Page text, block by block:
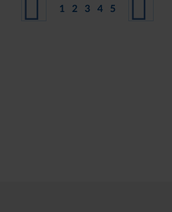
Seite
ZurückSeite
1 Seite
2 Sie lesen gerade Seite
3 Seite
4 Seite
5